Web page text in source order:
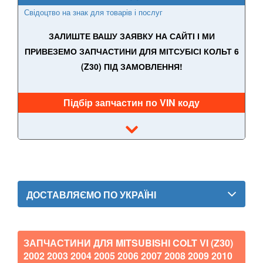
PEUGEOT keyboard_arrow_down
RENAULT
SKODA keyboard_arrow_down
SUBARU keyboard_arrow_down
Свідоцтво на знак для товарів і послуг
ЗАЛИШТЕ ВАШУ ЗАЯВКУ НА САЙТІ І МИ
ПРИВЕЗЕМО ЗАПЧАСТИНИ ДЛЯ МІТСУБІСІ КОЛЬТ 6
(Z30) ПІД ЗАМОВЛЕННЯ!
Підбір запчастин по VIN коду
ДОСТАВЛЯЄМО ПО УКРАЇНІ
ЗАПЧАСТИНИ ДЛЯ MITSUBISHI COLT VI (Z30)
2002 2003 2004 2005 2006 2007 2008 2009 2010